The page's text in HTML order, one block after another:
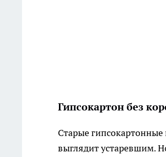
Гипсокартон без
Старые гипсокартонные
выглядит устаревшим.